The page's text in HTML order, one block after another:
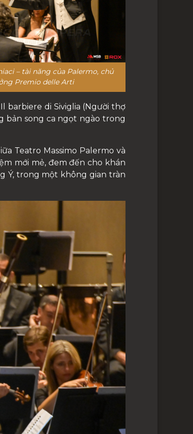
– tài năng của Palermo, chủ
Premio delle Arti
barbiere di Siviglia (Người thợ
bản song ca ngọt ngào trong
Teatro Massimo Palermo và
mới mẻ, đem đến cho khán
Ý, trong một không gian tràn